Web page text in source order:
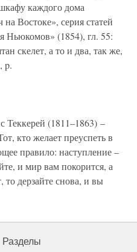
каждого дома
Востоке», серия статей
Ньюкомов» (1854), гл. 55:
скелет, а то и два, так же,
p.
(1811–1863) –
кто желает преуспеть в
правило: наступление –
и мир вам покорится, а
то дерзайте снова, и вы
Разделы